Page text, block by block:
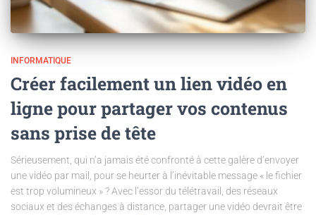
INFORMATIQUE
Créer facilement un lien vidéo en
ligne pour partager vos contenus
sans prise de tête
Sérieusement, qui n’a jamais été confronté à cette galère d’envoyer
une vidéo par mail, pour se heurter à l’inévitable message « le fichier
est trop volumineux » ? Avec l’essor du télétravail, des réseaux
sociaux et des échanges à distance, partager une vidéo devrait être